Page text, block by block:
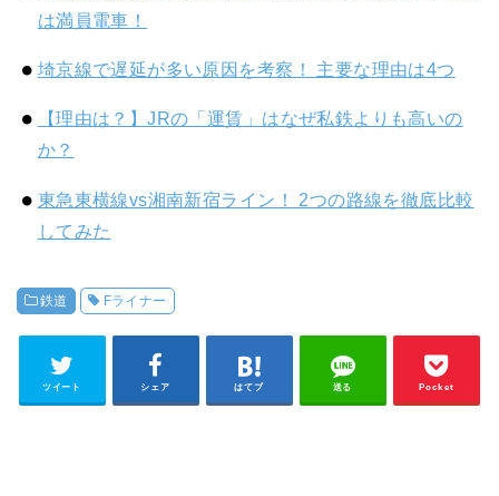
は満員電車！
埼京線で遅延が多い原因を考察！ 主要な理由は4つ
【理由は？】JRの「運賃」はなぜ私鉄よりも高いの
か？
東急東横線vs湘南新宿ライン！ 2つの路線を徹底比較
してみた
鉄道 Fライナー
ツイート シェア はてブ 送る Pocket